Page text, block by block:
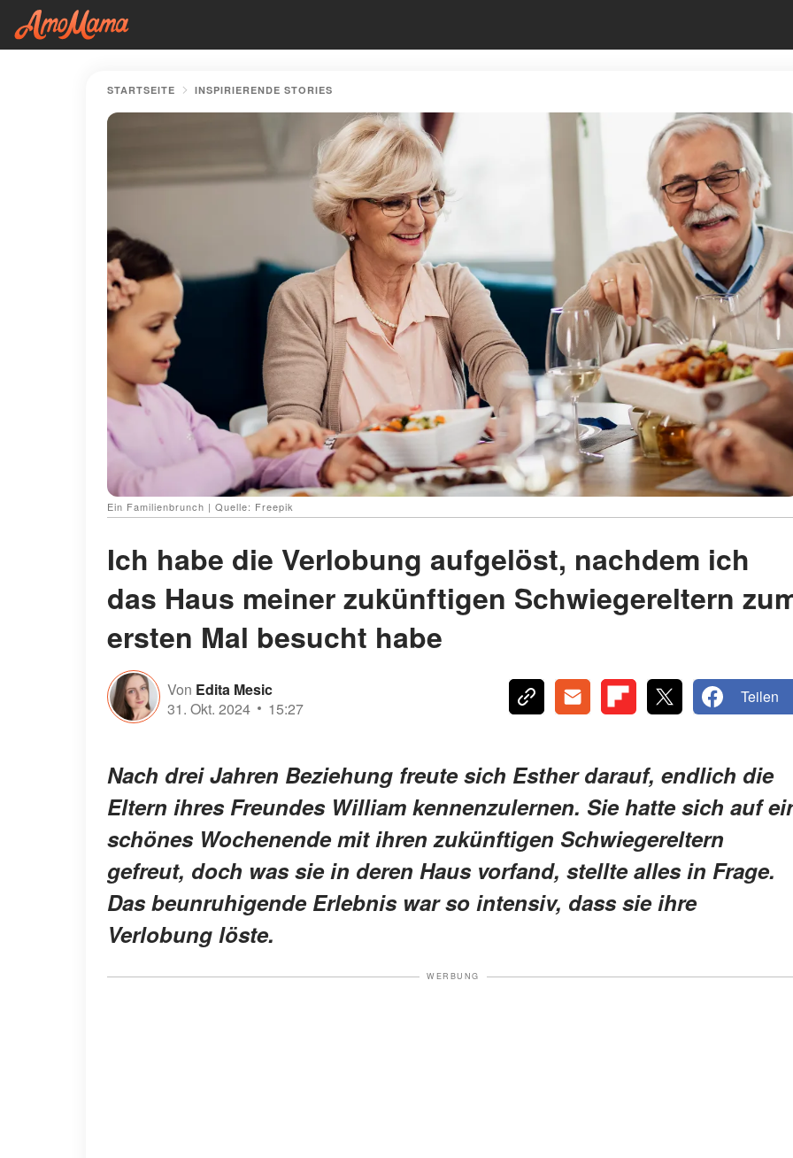
STARTSEITE INSPIRIERENDE STORIES
Ein Familienbrunch | Quelle: Freepik
Ich habe die Verlobung aufgelöst, nachdem ich
das Haus meiner zukünftigen Schwiegereltern
ersten Mal besucht habe
Von Edita Mesic
31. Okt. 2024
15:27
Teilen
Nach drei Jahren Beziehung freute sich Esther darauf, endlich die
Eltern ihres Freundes William kennenzulernen. Sie hatte sich auf
schönes Wochenende mit ihren zukünftigen Schwiegereltern
gefreut, doch was sie in deren Haus vorfand, stellte alles in Frage.
Das beunruhigende Erlebnis war so intensiv, dass sie ihre
Verlobung löste.
WERBUNG